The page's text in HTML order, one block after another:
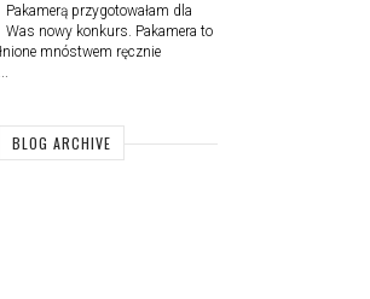
Pakamerą przygotowałam dla
Was nowy konkurs. Pakamera to
mnóstwem ręcznie
BLOG ARCHIVE